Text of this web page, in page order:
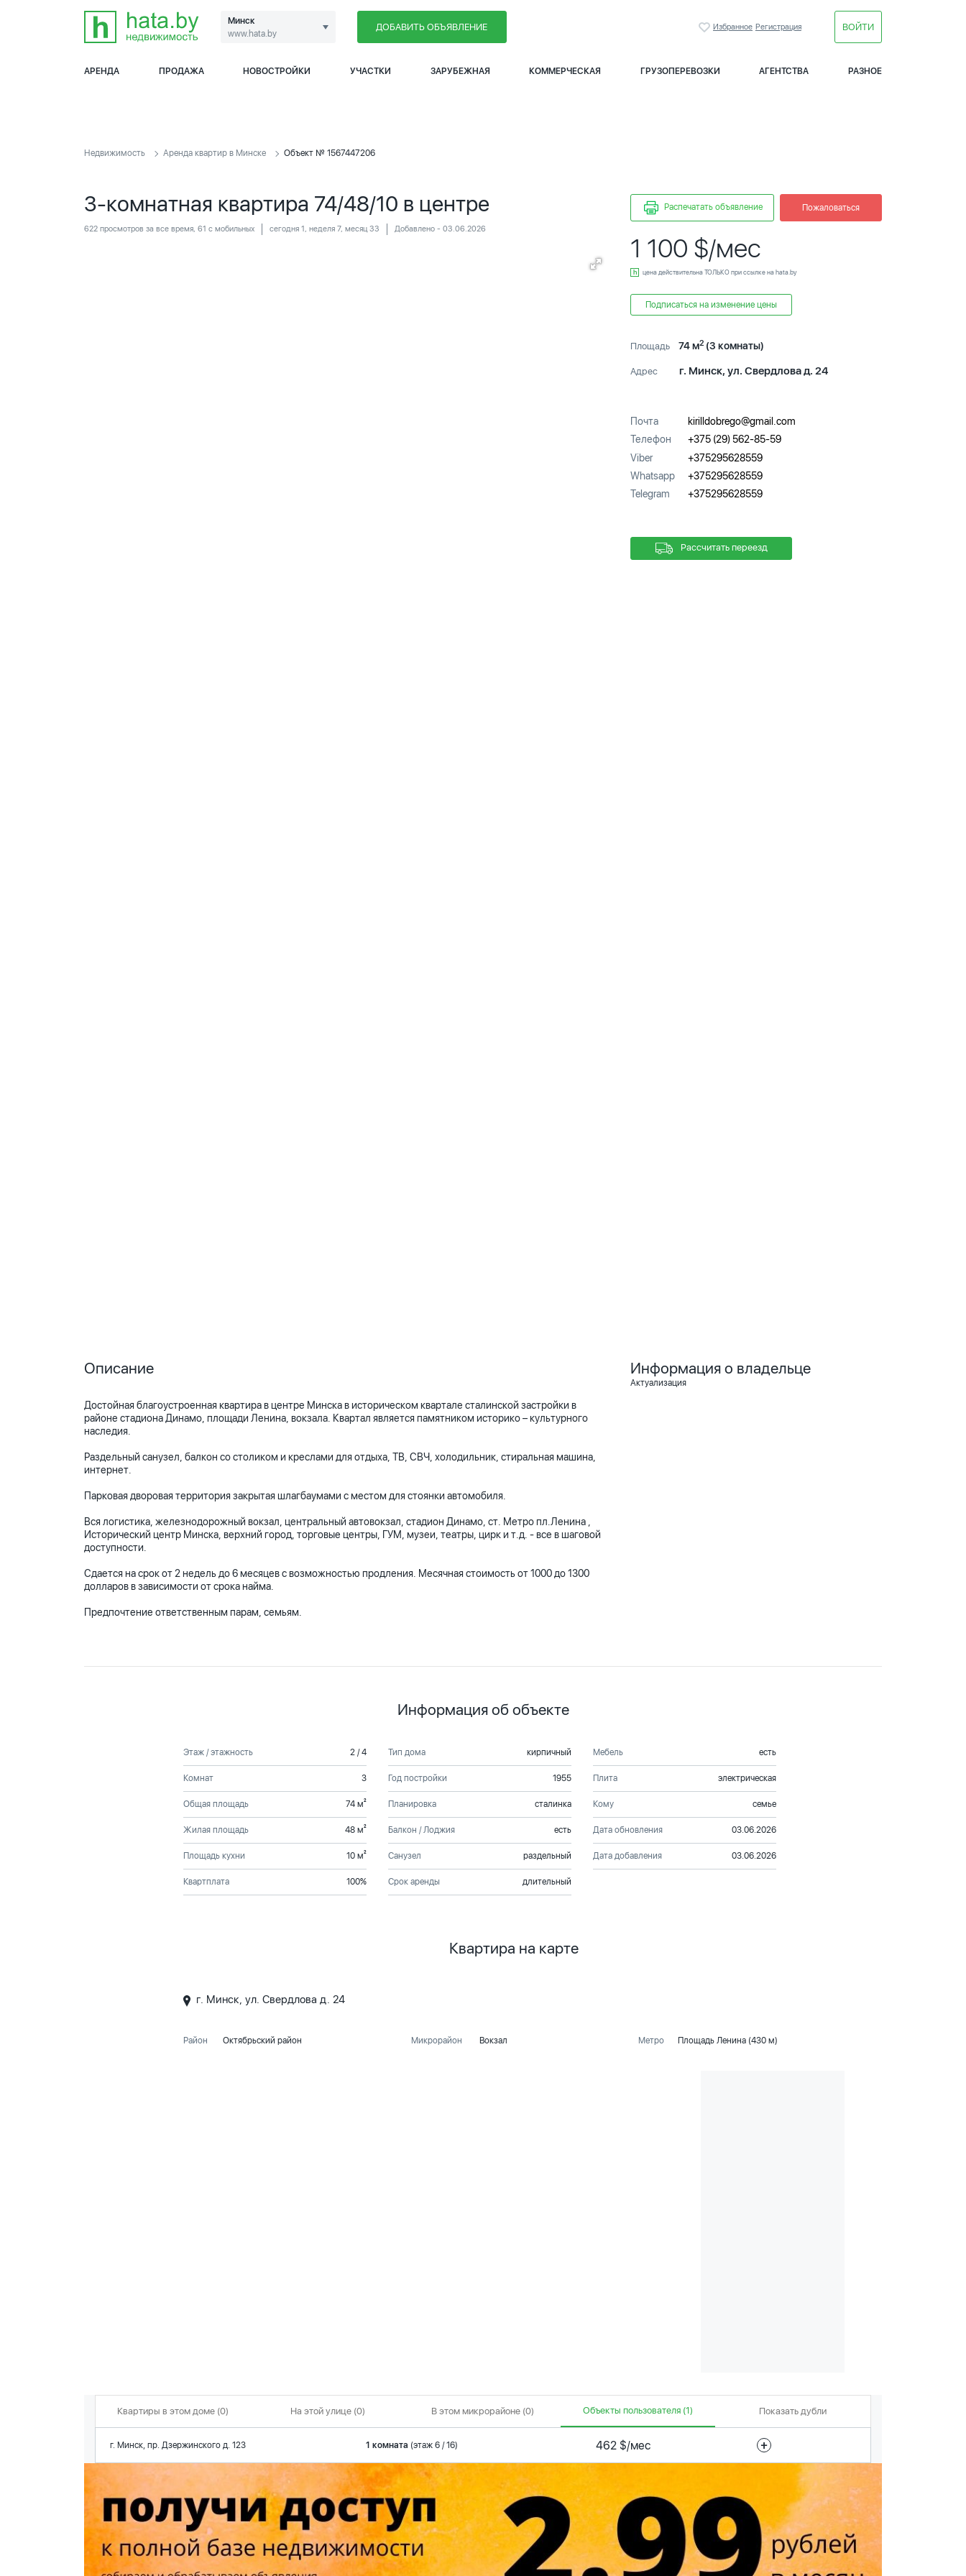
Минск
www.hata.by
ДОБАВИТЬ ОБЪЯВЛЕНИЕ Избранное Регистрация ВОЙТИ
АРЕНДА ПРОДАЖА НОВОСТРОЙКИ УЧАСТКИ ЗАРУБЕЖНАЯ КОММЕРЧЕСКАЯ ГРУЗОПЕРЕВОЗКИ АГЕНТСТВА РАЗНОЕ
Недвижимость Аренда квартир в Минске Объект № 1567447206
3-комнатная квартира 74/48/10 в центре
622 просмотров за все время, 61 с мобильных сегодня 1, неделя 7, месяц 33 Добавлено - 03.06.2026
Распечатать объявление Пожаловаться
1 100 $/мес
цена действительна ТОЛЬКО при ссылке на hata.by
Подписаться на изменение цены
Площадь 74 м2 (3 комнаты)
Адрес г. Минск, ул. Свердлова д. 24
Почта
kirilldobrego@gmail.com
Телефон
+375 (29) 562-85-59
Viber
+375295628559
Whatsapp
+375295628559
Telegram
+375295628559
Рассчитать переезд
Описание
Достойная благоустроенная квартира в центре Минска в историческом квартале сталинской застройки в
районе стадиона Динамо, площади Ленина, вокзала. Квартал является памятником историко – культурного
наследия.
Раздельный санузел, балкон со столиком и креслами для отдыха, ТВ, СВЧ, холодильник, стиральная машина,
интернет.
Парковая дворовая территория закрытая шлагбаумами с местом для стоянки автомобиля.
Вся логистика, железнодорожный вокзал, центральный автовокзал, стадион Динамо, ст. Метро пл.Ленина ,
Исторический центр Минска, верхний город, торговые центры, ГУМ, музеи, театры, цирк и т.д. - все в шаговой
доступности.
Сдается на срок от 2 недель до 6 месяцев с возможностью продления. Месячная стоимость от 1000 до 1300
долларов в зависимости от срока найма.
Предпочтение ответственным парам, семьям.
Информация о владельце
Актуализация
Информация об объекте
Этаж / этажность 2 / 4
Комнат 3
Общая площадь 74 м²
Жилая площадь 48 м²
Площадь кухни 10 м²
Квартплата 100%
Тип дома кирпичный
Год постройки 1955
Планировка сталинка
Балкон / Лоджия есть
Санузел раздельный
Срок аренды длительный
Мебель есть
Плита электрическая
Кому семье
Дата обновления 03.06.2026
Дата добавления 03.06.2026
Квартира на карте
г. Минск, ул. Свердлова д. 24
Район Октябрьский район Микрорайон Вокзал Метро Площадь Ленина (430 м)
Квартиры в этом доме (0) На этой улице (0) В этом микрорайоне (0) Объекты пользователя (1) Показать дубли
г. Минск, пр. Дзержинского д. 123 1 комната (этаж 6 / 16) 462 $/мес